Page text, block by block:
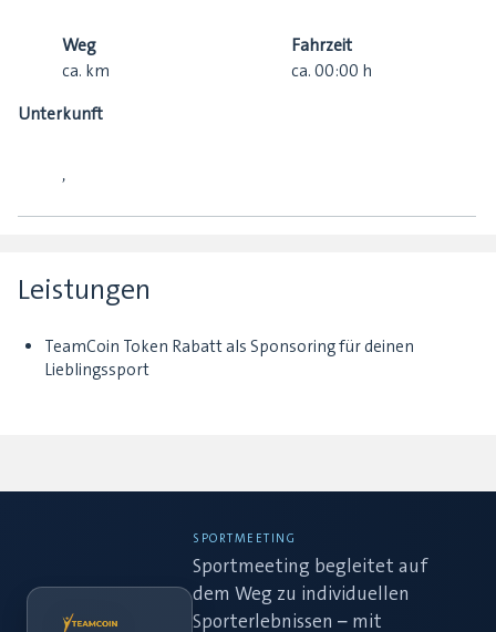
Weg
ca. km
Fahrzeit
ca. 00:00 h
Unterkunft
,
Leistungen
TeamCoin Token Rabatt als Sponsoring für deinen
Lieblingssport
SPORTMEETING
Sportmeeting begleitet auf
dem Weg zu individuellen
Sporterlebnissen – mit